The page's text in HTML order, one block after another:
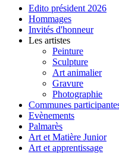
Edito président 2026
Hommages
Invités d'honneur
Les artistes
Peinture
Sculpture
Art animalier
Gravure
Photographie
Communes
Evènements
Palmarès
Art et Matière Junior
Art et apprentissage